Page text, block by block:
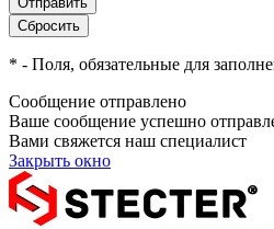
* - Поля, обязательные для
Сообщение отправлено
Ваше сообщение успешно
Вами свяжется наш специалист
Закрыть окно